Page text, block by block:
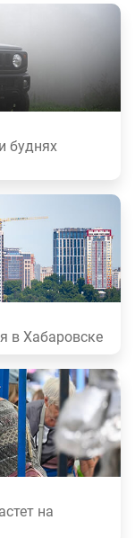
буднях
в Хабаровске
на